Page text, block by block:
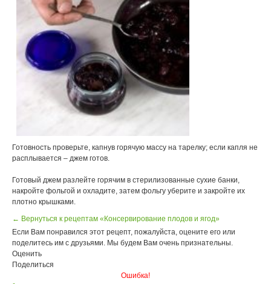
Готовность проверьте, капнув горячую массу на тарелку; если капля не
расплывается – джем готов.
Готовый джем разлейте горячим в стерилизованные сухие банки,
накройте фольгой и охладите, затем фольгу уберите и закройте их
плотно крышками.
← Вернуться к рецептам «Консервирование плодов и ягод»
Если Вам понравился этот рецепт, пожалуйста, оцените его или
поделитесь им с друзьями. Мы будем Вам очень признательны.
Оценить
Поделиться
Ошибка!